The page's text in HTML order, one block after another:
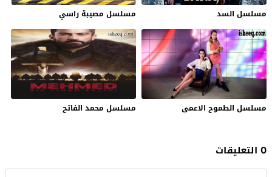
مسلسل السد مسلسل مصيبة راسي
مسلسل الطموح الاعمى مسلسل محمد الفاتح
0 التعليقات